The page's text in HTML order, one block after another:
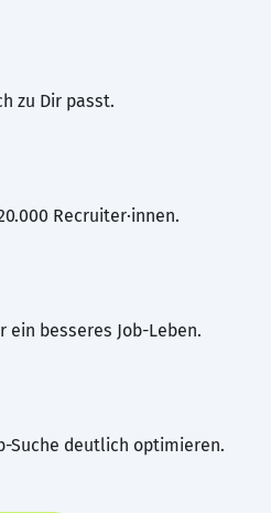
zu Dir passt.
Recruiter·innen.
besseres Job-Leben.
Suche deutlich optimieren.